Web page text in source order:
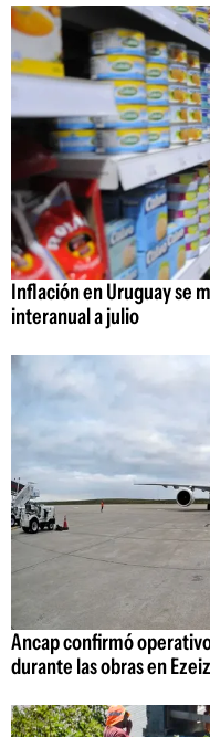
Inflación en Uruguay se
interanual a julio
Ancap confirmó
durante las obras en